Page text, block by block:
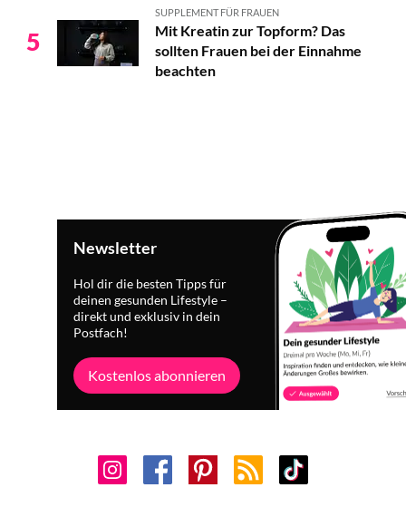
5
SUPPLEMENT FÜR FRAUEN
Mit Kreatin zur Topform? Das
sollten Frauen bei der Einnahme
beachten
Newsletter
Hol dir die besten Tipps für
deinen gesunden Lifestyle –
direkt und exklusiv in dein
Postfach!
Kostenlos abonnieren